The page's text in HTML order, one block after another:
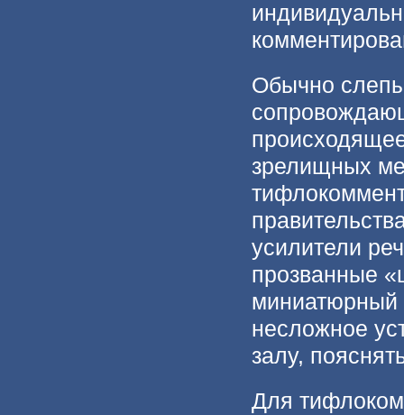
Обычно
зрелищных
усилители
прозванные
миниатюрный
несложное
залу,
Для